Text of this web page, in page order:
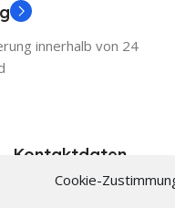
Cookie-
innerhalb von 24
Kontaktdaten